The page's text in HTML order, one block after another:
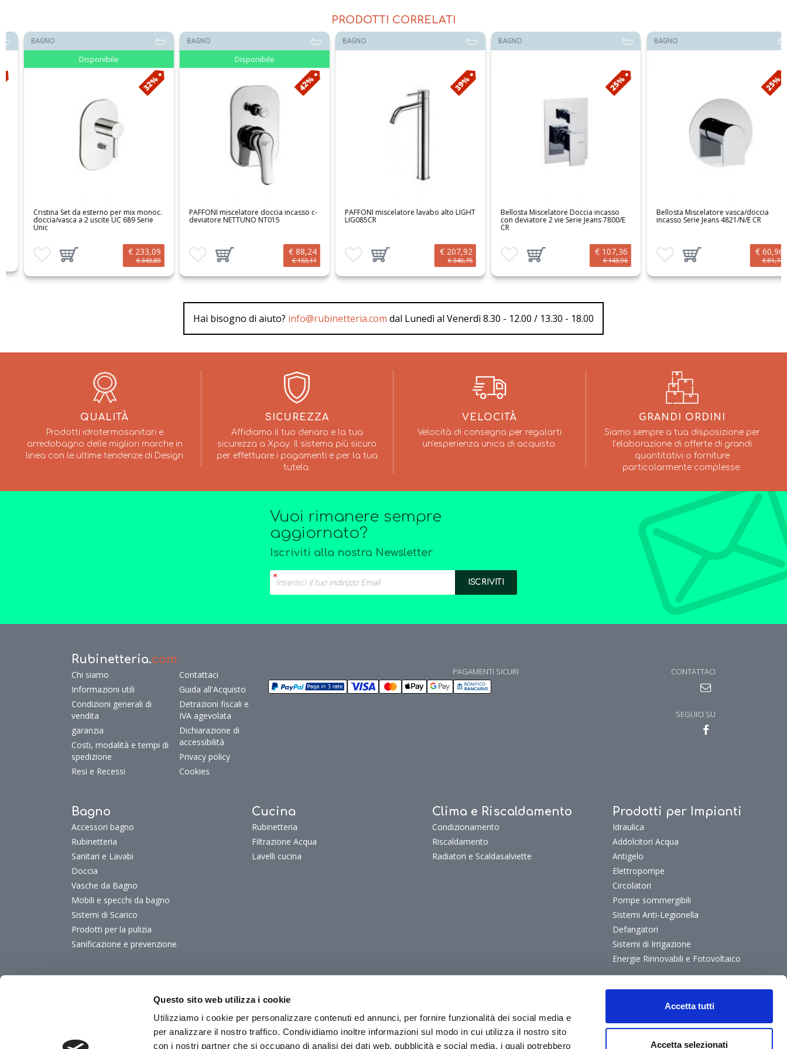
Questo sito web utilizza i cookie
Utilizziamo i cookie per personalizzare contenuti ed annunci, per fornire funzionalità dei social media e
per analizzare il nostro traffico. Condividiamo inoltre informazioni sul modo in cui utilizza il nostro sito
con i nostri partner che si occupano di analisi dei dati web, pubblicità e social media, i quali potrebbero
Accetta tutti
Accetta selezionati
PRODOTTI CORRELATI
BAGNO
Disponibile
32%
Cristina Set da esterno per mix monoc.
doccia/vasca a 2 uscite UC 689 Serie
Aggiungi ai preferiti
Aggiungi prodotto al carrello
€ 233,09
€ 343,80
BAGNO
Disponibile
42%
PAFFONI miscelatore doccia incasso c-
deviatore NETTUNO NT015
Aggiungi ai preferiti
Aggiungi prodotto al carrello
€ 88,24
€ 153,11
BAGNO
39%
PAFFONI miscelatore lavabo alto LIGHT
LIG085CR
Aggiungi ai preferiti
Aggiungi prodotto al carrello
€ 207,92
€ 340,75
BAGNO
25%
Bellosta Miscelatore Doccia incasso
con deviatore 2 vie Serie Jeans 7800/E
Aggiungi ai preferiti
Aggiungi prodotto al carrello
€ 107,36
€ 143,96
BAGNO
25%
Bellosta Miscelatore vasca/doccia
incasso Serie Jeans 4821/N/E CR
Aggiungi ai preferiti
Aggiungi prodotto al carrello
€ 60,96
€ 81,74
Hai bisogno di aiuto? info@rubinetteria.com dal Lunedì al Venerdì 8.30 - 12.00 / 13.30 - 18.00
QUALITÀ
Prodotti idrotermosanitari e
arredobagno delle migliori marche in
linea con le ultime tendenze di Design
SICUREZZA
Affidiamo il tuo denaro e la tua
sicurezza a Xpay. Il sistema più sicuro
per effettuare i pagamenti e per la tua
tutela.
VELOCITÀ
Velocità di consegna per regalarti
un'esperienza unica di acquisto.
GRANDI ORDINI
Siamo sempre a tua disposizione per
l’elaborazione di offerte di grandi
quantitativi o forniture
particolarmente complesse.
Vuoi rimanere sempre
aggiornato?
Iscriviti alla nostra Newsletter
Rubinetteria.com
Chi siamo
Informazioni utili
Condizioni generali di
vendita
garanzia
Costi, modalità e tempi di
spedizione
Resi e Recessi
Contattaci
Guida all'Acquisto
Detrazioni fiscali e
IVA agevolata
Dichiarazione di
accessibilità
Privacy policy
Cookies
PAGAMENTI SICURI CONTATTACI
SEGUICI SU
Bagno
Accessori bagno
Rubinetteria
Sanitari e Lavabi
Doccia
Vasche da Bagno
Mobili e specchi da bagno
Sistemi di Scarico
Prodotti per la pulizia
Sanificazione e prevenzione
Cucina
Rubinetteria
Filtrazione Acqua
Lavelli cucina
Clima e Riscaldamento
Condizionamento
Riscaldamento
Radiatori e Scaldasalviette
Prodotti per Impianti
Idraulica
Addolcitori Acqua
Antigelo
Elettropompe
Circolatori
Pompe sommergibili
Sistemi Anti-Legionella
Defangatori
Sistemi di Irrigazione
Energie Rinnovabili e Fotovoltaico
Fuoritutto
FuoriTutto Bagno
FuoriTutto Cucina
FuoriTutto Clima e riscaldamento